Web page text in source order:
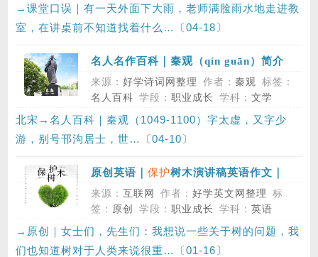
→课堂口误｜有一天外面下大雨，老师满脸雨水地走进教
室，在讲桌前不知道找着什么…〔04-18〕
名人名作百科｜秦观（qín guān）简介
来源： 好学诗词网整理 作者： 秦观
标签：
名人百科 学段： 职业成长 学科： 文学
北宋→名人百科｜秦观（1049-1100）字太虚，又字少
游，别号邗沟居士，世…〔04-10〕
原创英语｜ 保护树木演讲稿英语作文｜
Protect Trees
来源： 互联网 作者： 好学英文网整理
标
签： 原创 学段： 职业成长 学科： 英语
→原创｜女士们，先生们：我想说一些关于树的问题，我
们也知道树对于人类来说很重…〔01-16〕